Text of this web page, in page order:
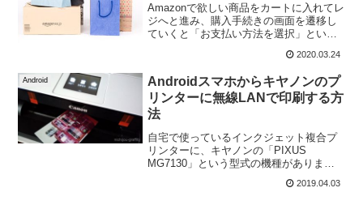
Amazonで欲しい商品をカートに入れてレ
ジへと進み、購入手続きの画面を遷移し
ていくと「お支払い方法を選択」という
2020.03.24
Android
Androidスマホからキヤノンのプ
リンターに無線LANで印刷する方
法
自宅で使っているインクジェット複合プ
リンターに、キヤノンの「PIXUS
MG7130」という型式の機種がありま
2019.04.03